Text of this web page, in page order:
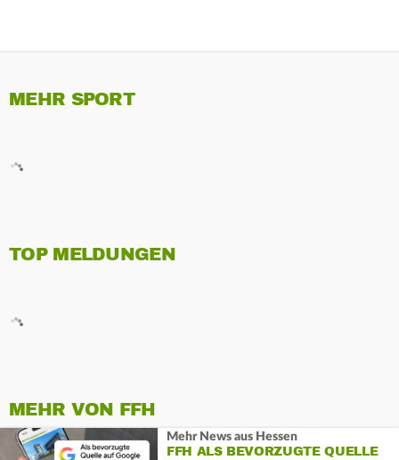
MEHR SPORT
TOP MELDUNGEN
MEHR VON FFH
Mehr News aus Hessen
FFH ALS BEVORZUGTE QUELLE